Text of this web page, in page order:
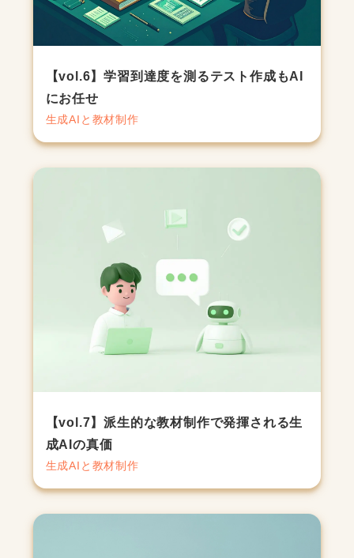
【vol.6】学習到達度を測るテスト作成もAI
にお任せ
生成AIと教材制作
【vol.7】派生的な教材制作で発揮される生
成AIの真価
生成AIと教材制作